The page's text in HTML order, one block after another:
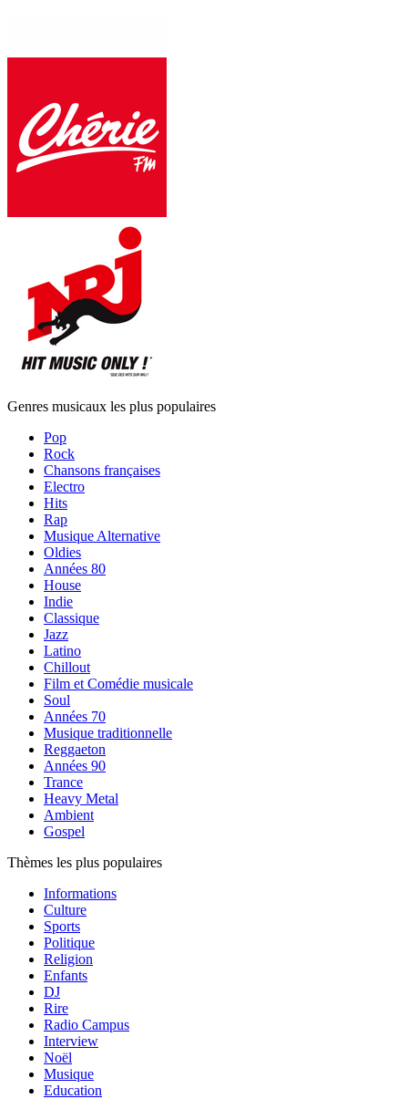
Genres musicaux les plus populaires
Pop
Rock
Chansons françaises
Electro
Hits
Rap
Musique Alternative
Oldies
Années 80
House
Indie
Classique
Jazz
Latino
Chillout
Film et Comédie musicale
Soul
Années 70
Musique traditionnelle
Reggaeton
Années 90
Trance
Heavy Metal
Ambient
Gospel
Thèmes les plus populaires
Informations
Culture
Sports
Politique
Religion
Enfants
DJ
Rire
Radio Campus
Interview
Noël
Musique
Education